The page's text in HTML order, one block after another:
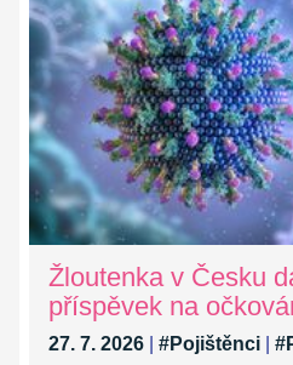
Žloutenka v Česku
příspěvek na
27. 7. 2026 #Pojištěnci